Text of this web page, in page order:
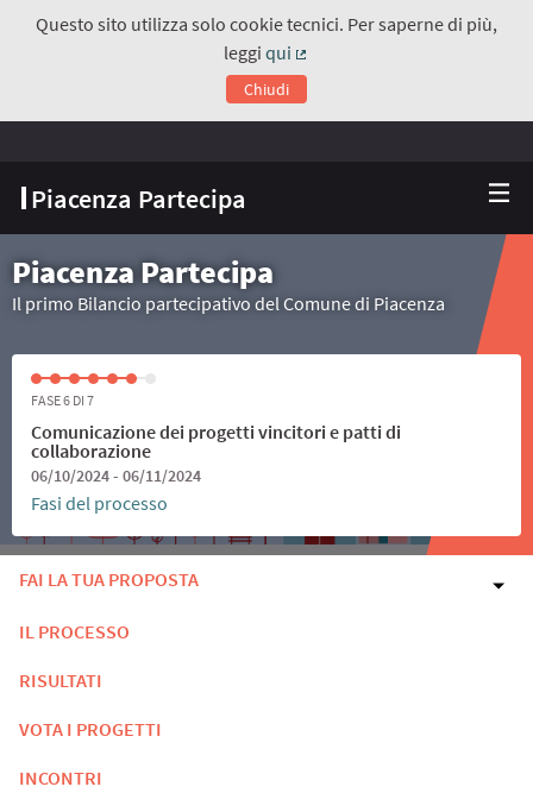
Questo sito utilizza solo cookie tecnici. Per saperne di più,
leggi qui
(Collegamento esterno)
Chiudi
Piacenza Partecipa
Piacenza Partecipa
Il primo Bilancio partecipativo del Comune di Piacenza
FASE 6 DI 7
Comunicazione dei progetti vincitori e patti di
collaborazione
06/10/2024 - 06/11/2024
Fasi del processo
FAI LA TUA PROPOSTA
IL PROCESSO
RISULTATI
VOTA I PROGETTI
INCONTRI